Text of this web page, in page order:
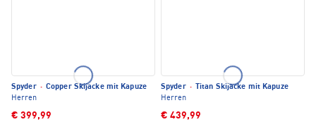
Spyder · Copper Skijacke mit Kapuze
Herren
€ 399,99
Spyder ·
Titan Skijacke mit Kapuze
Herren
€ 439,99